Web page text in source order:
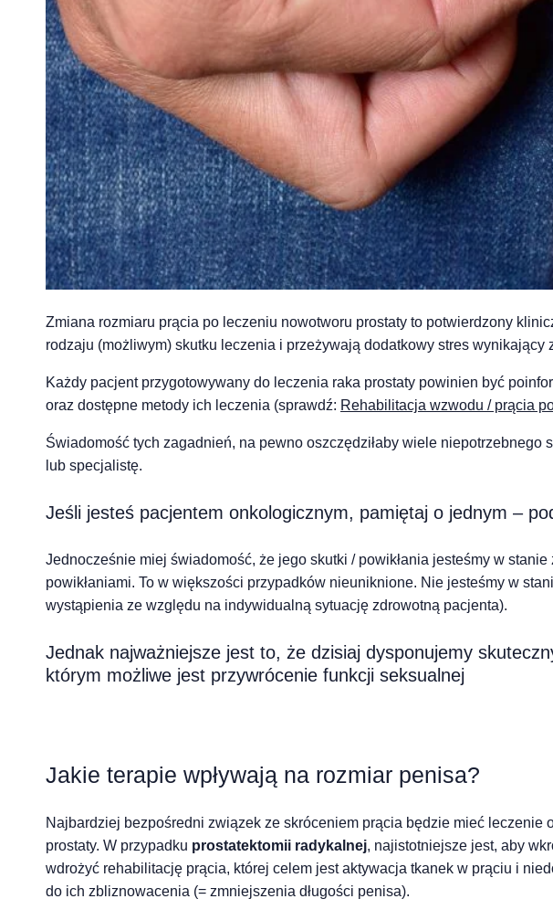
Zmiana rozmiaru prącia po leczeniu nowotworu prostaty to potwierdzony
rodzaju (możliwym) skutku leczenia i przeżywają dodatkowy stres
Każdy pacjent przygotowywany do leczenia raka prostaty powinien być
oraz dostępne metody ich leczenia (sprawdź: Rehabilitacja wzwodu / prącia
Świadomość tych zagadnień, na pewno oszczędziłaby wiele
lub specjalistę.
Jeśli jesteś pacjentem onkologicznym, pamiętaj o jednym –
Jednocześnie miej świadomość, że jego skutki / powikłania jesteśmy w
powikłaniami. To w większości przypadków nieuniknione. Nie jesteśmy w
wystąpienia ze względu na indywidualną sytuację zdrowotną pacjenta).
Jednak najważniejsze jest to, że dzisiaj dysponujemy
którym możliwe jest przywrócenie funkcji seksualnej
Jakie terapie wpływają na rozmiar penisa?
Najbardziej bezpośredni związek ze skróceniem prącia będzie mieć leczenie
prostaty. W przypadku prostatektomii radykalnej, najistotniejsze jest, aby
wdrożyć rehabilitację prącia, której celem jest aktywacja tkanek w prąciu i
do ich zbliznowacenia (= zmniejszenia długości penisa).